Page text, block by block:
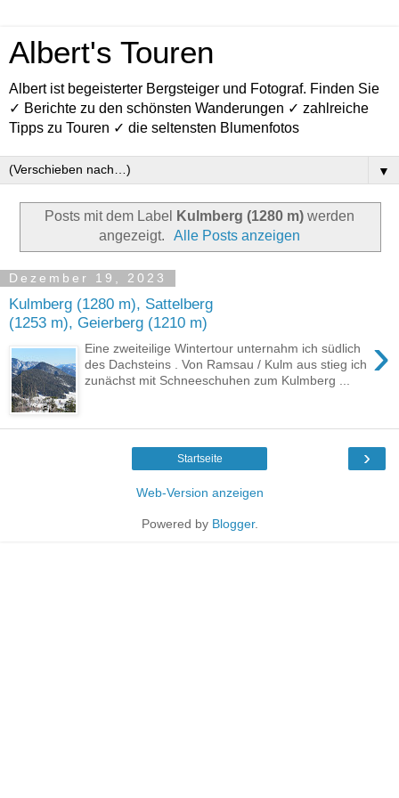
Albert's Touren
Albert ist begeisterter Bergsteiger und Fotograf. Finden Sie
✓ Berichte zu den schönsten Wanderungen ✓ zahlreiche
Tipps zu Touren ✓ die seltensten Blumenfotos
▼
Posts mit dem Label Kulmberg (1280 m) werden
angezeigt.
Alle Posts anzeigen
Dezember 19, 2023
Kulmberg (1280 m), Sattelberg
(1253 m), Geierberg (1210 m)
›
Eine zweiteilige Wintertour unternahm ich südlich
des Dachsteins . Von Ramsau / Kulm aus stieg ich
zunächst mit Schneeschuhen zum Kulmberg ...
›
Startseite
Web-Version anzeigen
Powered by Blogger.